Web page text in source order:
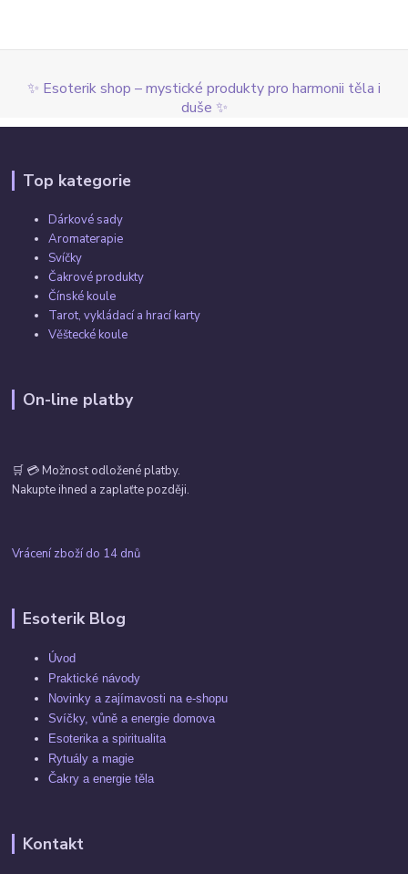
✨ Esoterik shop – mystické produkty pro harmonii těla i
duše ✨
Top kategorie
Dárkové sady
Aromaterapie
Svíčky
Čakrové produkty
Čínské koule
Tarot, vykládací a hrací karty
Věštecké koule
On-line platby
🛒 💳 Možnost odložené platby.
Nakupte ihned a zaplaťte později.
Vrácení zboží do 14 dnů
Esoterik Blog
Úvod
Praktické návody
Novinky a zajímavosti na e-shopu
Svíčky, vůně a energie domova
Esoterika a spiritualita
Rytuály a magie
Čakry a energie těla
Kontakt